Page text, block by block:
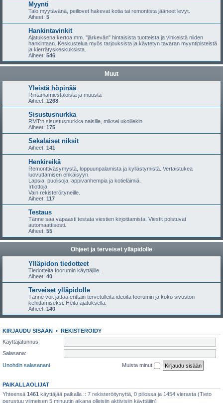
Myynti
Talo myytävänä, peiliovet hakevat kotia tai remontista jääneet levyt.
Aiheet: 5
Hankintavinkit
Ajatuksena kertoa mm. "järkevän" hintaisista tuotteista ja vinkeistä niiden
hankintaan. Keskustelua myös tarjouksista ja käytetyn tavaran myyntipisteistä
ja kierrätyskeskuksista.
Aiheet: 546
Muut
Yleistä höpinää
Rintamamiestaloista ja muusta
Aiheet: 1268
Sisustusnurkka
RMT:n sisustusnurkka naisille, miksei ukoillekin.
Aiheet: 175
Sekalaiset niksit
Aiheet: 141
Henkireikä
Remonttiväsymystä, loppuunpalamista ja kyllästymistä. Vertaistukea
luovuttamisen ehkäisyyn.
Lapsia, puolisoja, appivanhempia ja kotieläimiä.
Irtiottoja.
Vain rekisteröityneille.
Aiheet: 117
Testaus
Tänne saa vapaasti testata viestien kirjoittamista. Viestit poistuvat
automaattisesti.
Aiheet: 55
Ohjeet ja terveiset ylläpidolle
Ylläpidon tiedotteet
Tiedotteita foorumin käyttäjille.
Aiheet: 40
Terveiset ylläpidolle
Tänne voit jättää erittäin tervetulleita ideoita foorumin ja koko sivuston
kehittämiseksi. Heitä ajatuksella.
Aiheet: 140
KIRJAUDU SISÄÄN • REKISTERÖIDY
Käyttäjätunnus:
Salasana:
Unohdin salasanani
Muista minut
PAIKALLAOLIJAT
Yhteensä 1461 käyttäjää paikalla :: 7 rekisteröitynyttä, 0 piilossa ja 1454 vierasta (Tieto
perustuu viimeisen 5 minuutin aikana olleisiin aktiivisiin käyttäjiin)